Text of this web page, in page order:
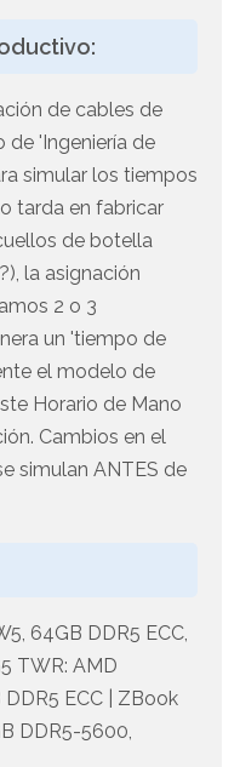
de cables de
de 'Ingeniería de
simular los tiempos
tarda en fabricar
de botella
la asignación
2 o 3
un 'tiempo de
el modelo de
Horario de Mano
Cambios en el
simulan ANTES de
64GB DDR5 ECC,
TWR: AMD
ECC | ZBook
DDR5-5600,